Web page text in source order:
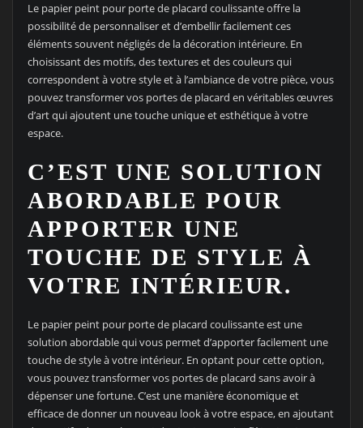
Le papier peint pour porte de placard coulissante offre la
possibilité de personnaliser et d’embellir facilement ces
éléments souvent négligés de la décoration intérieure. En
choisissant des motifs, des textures et des couleurs qui
correspondent à votre style et à l’ambiance de votre pièce, vous
pouvez transformer vos portes de placard en véritables œuvres
d’art qui ajoutent une touche unique et esthétique à votre
espace.
C’EST UNE SOLUTION
ABORDABLE POUR
APPORTER UNE
TOUCHE DE STYLE À
VOTRE INTÉRIEUR.
Le papier peint pour porte de placard coulissante est une
solution abordable qui vous permet d’apporter facilement une
touche de style à votre intérieur. En optant pour cette option,
vous pouvez transformer vos portes de placard sans avoir à
dépenser une fortune. C’est une manière économique et
efficace de donner un nouveau look à votre espace, en ajoutant